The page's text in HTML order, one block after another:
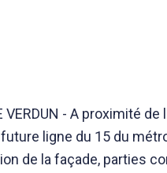
VERDUN - A proximité
ligne du 15 du
de la façade, parties